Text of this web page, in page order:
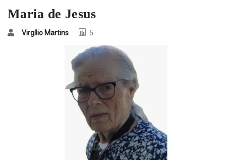
Maria de Jesus
Virgílio Martins 5